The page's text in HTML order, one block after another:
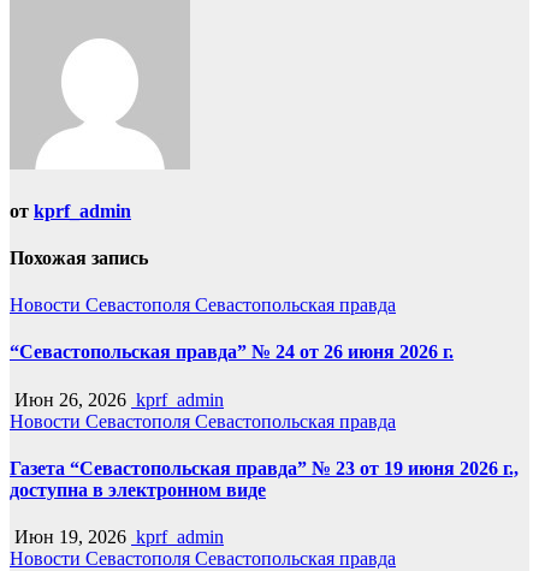
от kprf_admin
Похожая запись
Новости Севастополя Севастопольская правда
“Севастопольская правда” № 24 от 26 июня 2026 г.
Июн 26, 2026 kprf_admin
Новости Севастополя Севастопольская правда
Газета “Севастопольская правда” № 23 от 19 июня 2026 г.,
доступна в электронном виде
Июн 19, 2026 kprf_admin
Новости Севастополя Севастопольская правда